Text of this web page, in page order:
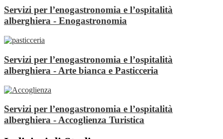
Servizi per l’enogastronomia e l’ospitalità
alberghiera - Enogastronomia
Servizi per l’enogastronomia e l’ospitalità
alberghiera - Arte bianca e Pasticceria
Servizi per l’enogastronomia e l’ospitalità
alberghiera - Accoglienza Turistica